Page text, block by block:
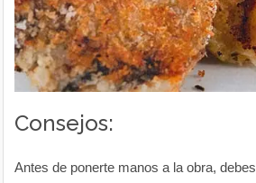
Consejos:
Antes de ponerte manos a la obra, debes